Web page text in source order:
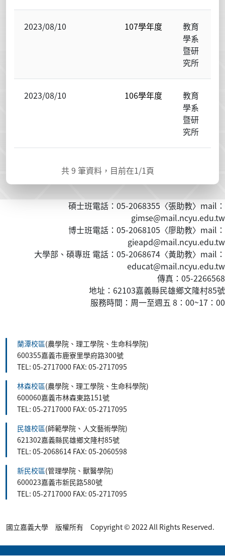
2023/08/10 107學年度
教育
學系
暨研
究所
2023/08/10 106學年度
教育
學系
暨研
究所
共9 筆資料，目前在1/1頁
碩士班電話：05-2068355〈張助教〉mail：
gimse@mail.ncyu.edu.tw
博士班電話：05-2068105〈廖助教〉mail：
gieapd@mail.ncyu.edu.tw
大學部、碩專班 電話：05-2068674〈黃助教〉mail：
educat@mail.ncyu.edu.tw
傳真：05-2266568
地址：62103嘉義縣民雄鄉文隆村85號
服務時間：周一至週五 8：00~17：00
蘭潭校區(農學院、理工學院、生命科學院)
600355嘉義市鹿寮里學府路300號
TEL: 05-2717000 FAX: 05-2717095
林森校區(農學院、理工學院、生命科學院)
600060嘉義市林森東路151號
TEL: 05-2717000 FAX: 05-2717095
民雄校區(師範學院、人文藝術學院)
621302嘉義縣民雄鄉文隆村85號
TEL: 05-2068614 FAX: 05-2060598
新民校區(管理學院、獸醫學院)
600023嘉義市新民路580號
TEL: 05-2717000 FAX: 05-2717095
國立嘉義大學 版權所有 Copyright © 2022 All Rights Reserved.